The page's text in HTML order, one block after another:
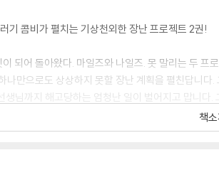
기 콤비가 펼치는 기상천외한 장난 프로젝트 2권!
되어 돌아왔다. 마일즈와 나일즈. 못 말리는 두
나만으로도 상상하지 못할 장난 계획을 펼친답니
생님까지 해고당하는 엄청난 일이 벌어지고 맙니
격한 새로운 바킨 교장 선생님의 등장! 이때부터 못
람은 어떻게 이 위기를 극복할 수 있을까요? 두 배
책